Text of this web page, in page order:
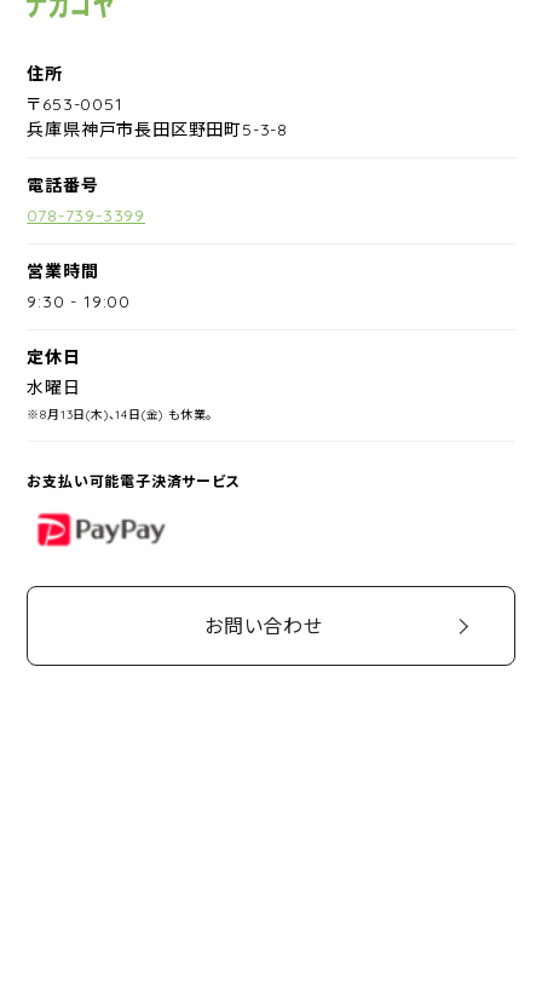
住所
〒653-0051
兵庫県神戸市長田区野田町5-3-8
電話番号
078-739-3399
営業時間
9:30 -19:00
定休日
水曜日
※8月13日(木)、14日(金) も休業。
お支払い可能電子決済サービス
PayPay
お問い合わせ